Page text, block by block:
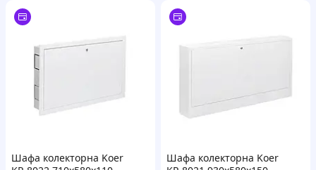
Шафа колекторна Koer
Шафа колекторна Koer